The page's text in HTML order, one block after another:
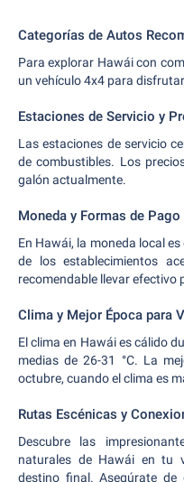
Categorías de Autos
Para explorar Hawái con
un vehículo 4x4 para
Estaciones de Servicio y
Las estaciones de servicio
de combustibles. Los
galón actualmente.
Moneda y Formas de Pago
En Hawái, la moneda local
de los establecimientos
recomendable llevar efectivo
Clima y Mejor Época para
El clima en Hawái es cálido
medias de 26-31 °C. La
octubre, cuando el clima es
Rutas Escénicas y
Descubre las
naturales de Hawái en tu
destino final. Asegúrate de